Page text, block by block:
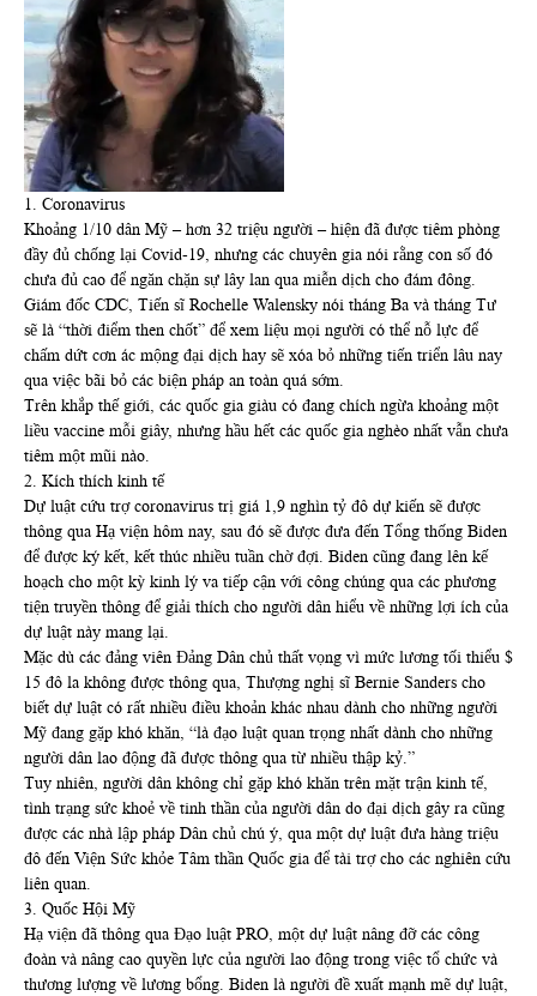
1. Coronavirus
Khoảng 1/10 dân Mỹ – hơn 32 triệu người – hiện đã được tiêm phòng
đầy đủ chống lại Covid-19, nhưng các chuyên gia nói rằng con số đó
chưa đủ cao để ngăn chặn sự lây lan qua miễn dịch cho đám đông.
Giám đốc CDC, Tiến sĩ Rochelle Walensky nói tháng Ba và tháng Tư
sẽ là “thời điểm then chốt” để xem liệu mọi người có thể nỗ lực để
chấm dứt cơn ác mộng đại dịch hay sẽ xóa bỏ những tiến triển lâu nay
qua việc bãi bỏ các biện pháp an toàn quá sớm.
Trên khắp thế giới, các quốc gia giàu có đang chích ngừa khoảng một
liều vaccine mỗi giây, nhưng hầu hết các quốc gia nghèo nhất vẫn chưa
tiêm một mũi nào.
2. Kích thích kinh tế
Dự luật cứu trợ coronavirus trị giá 1,9 nghìn tỷ đô dự kiến sẽ được
thông qua Hạ viện hôm nay, sau đó sẽ được đưa đến Tổng thống Biden
để được ký kết, kết thúc nhiều tuần chờ đợi. Biden cũng đang lên kế
hoạch cho một kỳ kinh lý va tiếp cận với công chúng qua các phương
tiện truyền thông để giải thích cho người dân hiểu về những lợi ích của
dự luật này mang lại.
Mặc dù các đảng viên Đảng Dân chủ thất vọng vì mức lương tối thiểu $
15 đô la không được thông qua, Thượng nghị sĩ Bernie Sanders cho
biết dự luật có rất nhiều điều khoản khác nhau dành cho những người
Mỹ đang gặp khó khăn, “là đạo luật quan trọng nhất dành cho những
người dân lao động đã được thông qua từ nhiều thập kỷ.”
Tuy nhiên, người dân không chỉ gặp khó khăn trên mặt trận kinh tế,
tình trạng sức khoẻ về tinh thần của người dân do đại dịch gây ra cũng
được các nhà lập pháp Dân chủ chú ý, qua một dự luật đưa hàng triệu
đô đến Viện Sức khỏe Tâm thần Quốc gia để tài trợ cho các nghiên cứu
liên quan.
3. Quốc Hội Mỹ
Hạ viện đã thông qua Đạo luật PRO, một dự luật nâng đỡ các công
đoàn và nâng cao quyền lực của người lao động trong việc tổ chức và
thương lượng về lương bổng. Biden là người đề xuất mạnh mẽ dự luật,